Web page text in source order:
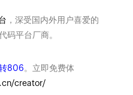
，深受国内外用户喜爱的
码平台厂商。
806。立即免费体
creator/